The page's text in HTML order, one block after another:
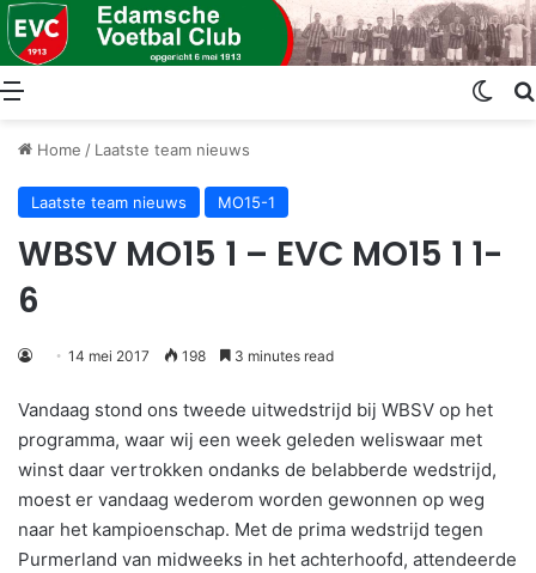
Menu
Home / Laatste team nieuws
Laatste team nieuws MO15-1
WBSV MO15 1 – EVC MO15 1 1-
6
14 mei 2017 198 3 minutes read
Vandaag stond ons tweede uitwedstrijd bij WBSV op het
programma, waar wij een week geleden weliswaar met
winst daar vertrokken ondanks de belabberde wedstrijd,
moest er vandaag wederom worden gewonnen op weg
naar het kampioenschap. Met de prima wedstrijd tegen
Purmerland van midweeks in het achterhoofd, attendeerde